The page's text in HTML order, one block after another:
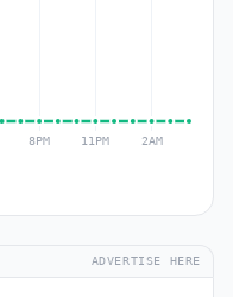
ADVERTISE HERE